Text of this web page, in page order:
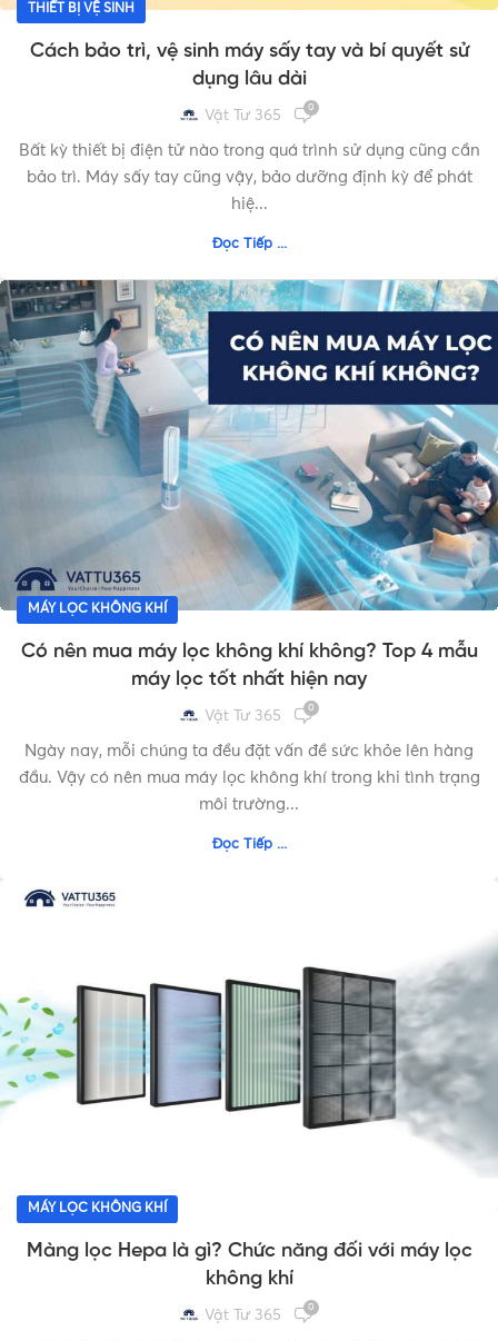
THIẾT BỊ VỆ SINH
Cách bảo trì, vệ sinh máy sấy tay và bí quyết sử
dụng lâu dài
Vật Tư 365 0
Bất kỳ thiết bị điện tử nào trong quá trình sử dụng cũng cần
bảo trì. Máy sấy tay cũng vậy, bảo dưỡng định kỳ để phát
hiệ...
Đọc Tiếp ...
MÁY LỌC KHÔNG KHÍ
Có nên mua máy lọc không khí không? Top 4 mẫu
máy lọc tốt nhất hiện nay
Vật Tư 365 0
Ngày nay, mỗi chúng ta đều đặt vấn đề sức khỏe lên hàng
đầu. Vậy có nên mua máy lọc không khí trong khi tình trạng
môi trường...
Đọc Tiếp ...
MÁY LỌC KHÔNG KHÍ
Màng lọc Hepa là gì? Chức năng đối với máy lọc
không khí
Vật Tư 365 0